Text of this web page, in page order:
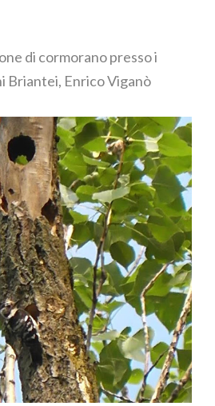
di cormorano presso i
Briantei, Enrico Viganò